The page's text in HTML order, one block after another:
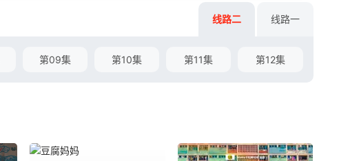
线路二 线路一
第09集 第10集 第11集 第12集